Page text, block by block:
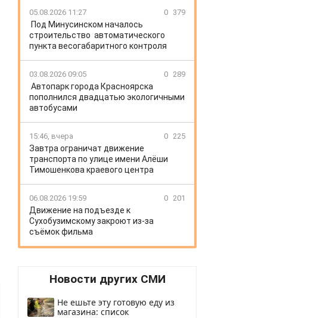
05.08.2026 11:27 0 379
Под Минусинском началось
строительство автоматического
пункта весогабаритного контроля
03.08.2026 09:05 0 289
Автопарк города Красноярска
пополнился двадцатью экологичными
автобусами
15:46, вчера 0 225
Завтра ограничат движение
транспорта по улице имени Алёши
Тимошенкова краевого центра
06.08.2026 19:59 0 201
Движение на подъезде к
Сухобузимскому закроют из-за
съёмок фильма
Новости других СМИ
Не ешьте эту готовую еду из
магазина: список